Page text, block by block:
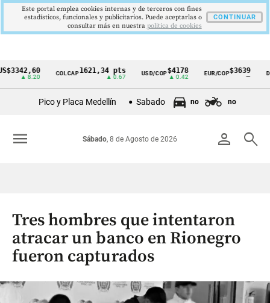
Cintillo
Colombia
▲ 8.20
COLCAP1621,34 pts
▲ 0.67
USD/COP$4178
▲ 0.42
EUR/COP$3639
Pico y Placa Medellín Sabado no no
person search
Sábado, 8 de Agosto de 2026
menu
Tres hombres que intentaron
atracar un banco en Rionegro
fueron capturados
Este portal emplea cookies internas y de terceros con fines
estadísticos, funcionales y publicitarios. Puede aceptarlas o
consultar más en nuestra politica de cookies
CONTINUAR